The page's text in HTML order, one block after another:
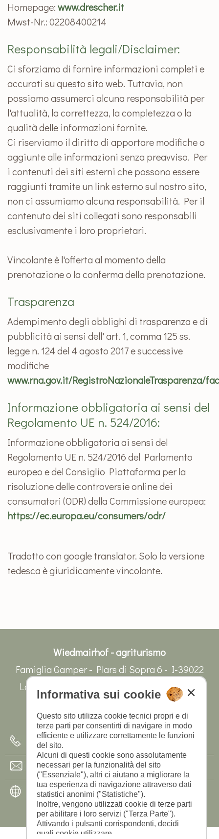
Informativa sui cookie
Questo sito utilizza cookie tecnici propri e di
terze parti per consentirti di navigare in modo
efficiente e utilizzare correttamente le funzioni
del sito.
Alcuni di questi cookie sono assolutamente
necessari per la funzionalità del sito
("Essenziale"), altri ci aiutano a migliorare la
tua esperienza di navigazione attraverso dati
statistici anonimi ("Statistiche").
Inoltre, vengono utilizzati cookie di terze parti
per abilitare i loro servizi ("Terza Parte").
Attivando i pulsanti corrispondenti, decidi
quali cookie utilizzare.
Homepage:www.drescher.it
Mwst-Nr.: 02208400214
Responsabilità legali/Disclaimer:
Ci sforziamo di fornire informazioni completi e
accurati su questo sito web. Tuttavia, non
possiamo assumerci alcuna responsabilità per
l'attualità, la correttezza, la completezza o la
qualità delle informazioni fornite.
Ci riserviamo il diritto di apportare modifiche o
aggiunte alle informazioni senza preavviso. Per
i contenuti dei siti esterni che possono essere
raggiunti tramite un link esterno sul nostro sito,
non ci assumiamo alcuna responsabilità. Per il
contenuto dei siti collegati sono responsabili
esclusivamente i loro proprietari.
Vincolante è l'offerta al momento della
prenotazione o la conferma della prenotazione.
Trasparenza
Adempimento degli obblighi di trasparenza e di
pubblicità ai sensi dell' art. 1, comma 125 ss.
legge n. 124 del 4 agosto 2017 e successive
modifiche
www.rna.gov.it/RegistroNazionaleTrasparenza/
Informazione obbligatoria ai sensi del
Regolamento UE n. 524/2016:
Informazione obbligatoria ai sensi del
Regolamento UE n. 524/2016 del Parlamento
europeo e del Consiglio Piattaforma per la
risoluzione delle controversie online dei
consumatori (ODR) della Commissione europea:
https://ec.europa.eu/consumers/odr/
Tradotto con google translator. Solo la versione
tedesca è giuridicamente vincolante.
Wiedmairhof - agriturismo
Famiglia Gamper - Plars di Sopra 6 - I-39022
Lagundo presso Merano - Alto Adige/Italia
+39 0473 448 628
info@wiedmairhof.com
www.wiedmairhof.com